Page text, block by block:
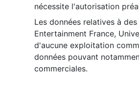
nécessite l'autorisation
Les données relatives à
Entertainment France,
d'aucune exploitation
données pouvant
commerciales.